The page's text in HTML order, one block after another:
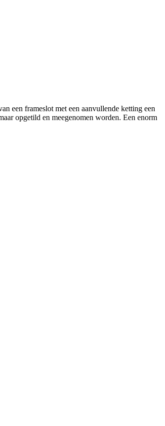
een frameslot met een aanvullende ketting een
opgetild en meegenomen worden. Een enorm